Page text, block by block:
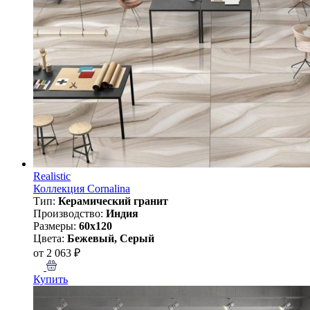
Realistic
Коллекция Cornalina
Тип: Керамический гранит
Производство: Индия
Размеры: 60x120
Цвета: Бежевый, Серый
от 2 063 ₽
Купить